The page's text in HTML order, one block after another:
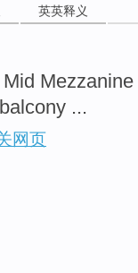
英英释义
Mezzanine
...
网页